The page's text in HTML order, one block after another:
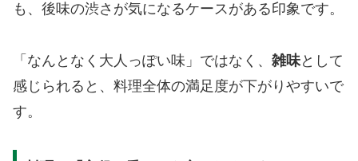
も、後味の渋さが気になるケースがある印象です。
「なんとなく大人っぽい味」ではなく、 雑味として
感じられると、料理全体の満足度が下がりやすいで
す。